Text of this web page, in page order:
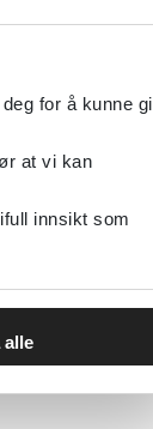
for å kunne gi
at vi kan
innsikt som
alle